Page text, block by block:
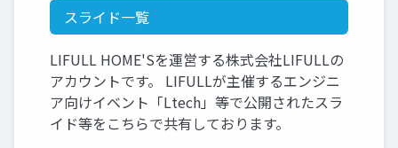
スライド一覧
LIFULL HOME'Sを運営する株式会社LIFULLの
アカウントです。 LIFULLが主催するエンジニ
ア向けイベント「Ltech」等で公開されたスラ
イド等をこちらで共有しております。